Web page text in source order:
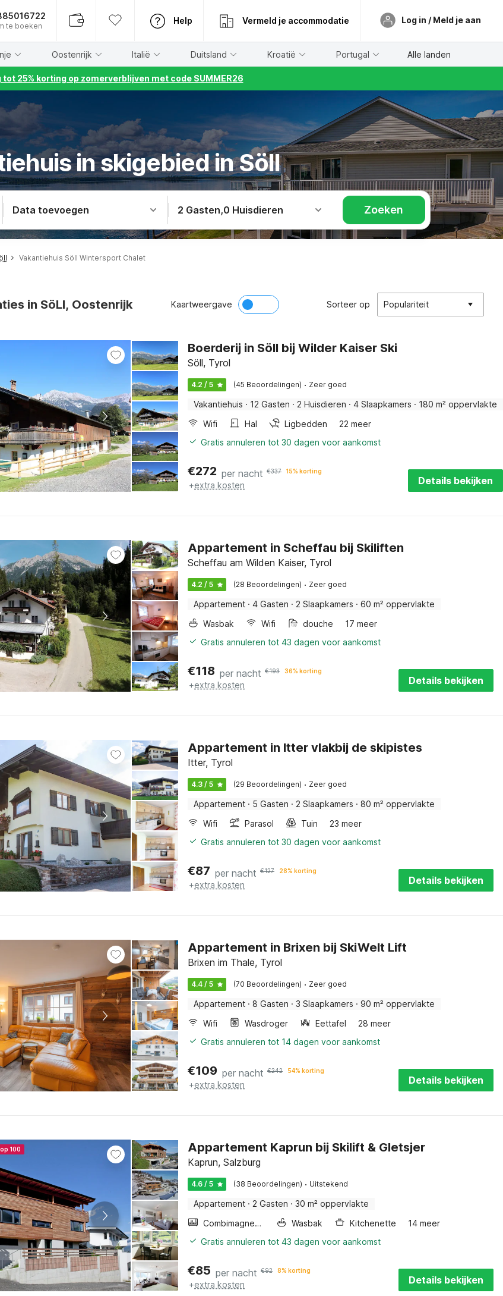
te boeken
Help Vermeld je accommodatie Log in / Meld je aan
Oostenrijk Italië Duitsland Kroatië Portugal Alle landen
tot 25% korting op zomerverblijven met code SUMMER26
in skigebied in Söll
Data toevoegen 2 Gasten,0 Huisdieren Zoeken
Vakantiehuis Söll Wintersport Chalet
in SöLl, Oostenrijk Kaartweergave Sorteer op Populariteit
Boerderij in Söll bij Wilder Kaiser Ski
Söll, Tyrol
4.2 / 5 (45 Beoordelingen) · Zeer goed
Vakantiehuis · 12 Gasten · 2 Huisdieren · 4 Slaapkamers · 180 m² oppervlakte
Wifi
Hal Ligbedden
22 meer
Gratis annuleren tot 30 dagen voor aankomst
€272 per nacht €337 15% korting
+extra kosten Details bekijken
Appartement in Scheffau bij Skiliften
Scheffau am Wilden Kaiser, Tyrol
4.2 / 5 (28 Beoordelingen) · Zeer goed
Appartement · 4 Gasten · 2 Slaapkamers · 60 m² oppervlakte
Wasbak
Wifi douche
17 meer
Gratis annuleren tot 43 dagen voor aankomst
€118 per nacht €193 36% korting
+extra kosten Details bekijken
Appartement in Itter vlakbij de skipistes
Itter, Tyrol
4.3 / 5 (29 Beoordelingen) · Zeer goed
Appartement · 5 Gasten · 2 Slaapkamers · 80 m² oppervlakte
Wifi
Parasol Tuin
23 meer
Gratis annuleren tot 30 dagen voor aankomst
€87 per nacht €127 28% korting
+extra kosten Details bekijken
Appartement in Brixen bij SkiWelt Lift
Brixen im Thale, Tyrol
4.4 / 5 (70 Beoordelingen) · Zeer goed
Appartement · 8 Gasten · 3 Slaapkamers · 90 m² oppervlakte
Wifi
Wasdroger Eettafel
28 meer
Gratis annuleren tot 14 dagen voor aankomst
€109 per nacht €242 54% korting
+extra kosten Details bekijken
100 Appartement Kaprun bij Skilift & Gletsjer
Kaprun, Salzburg
4.6 / 5 (38 Beoordelingen) · Uitstekend
Appartement · 2 Gasten · 30 m² oppervlakte
Combimagnetron
Wasbak Kitchenette
14 meer
Gratis annuleren tot 43 dagen voor aankomst
€85 per nacht €92 8% korting
+extra kosten Details bekijken